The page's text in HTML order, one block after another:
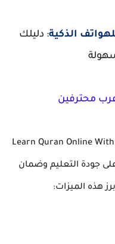
الذكية: دليلك
محترفين
Learn Quran Online
جودة التعليم وضمان
هذه الميزات: